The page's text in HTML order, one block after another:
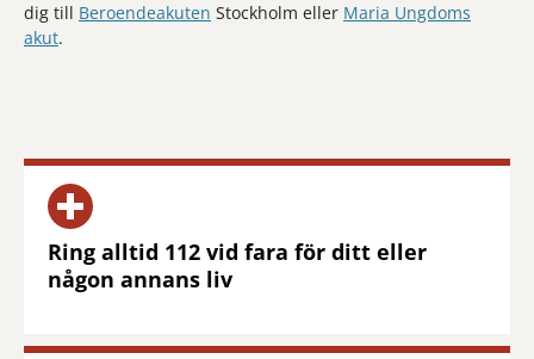
dig till Beroendeakuten Stockholm eller Maria Ungdoms
akut.
Ring alltid 112 vid fara för ditt eller
någon annans liv